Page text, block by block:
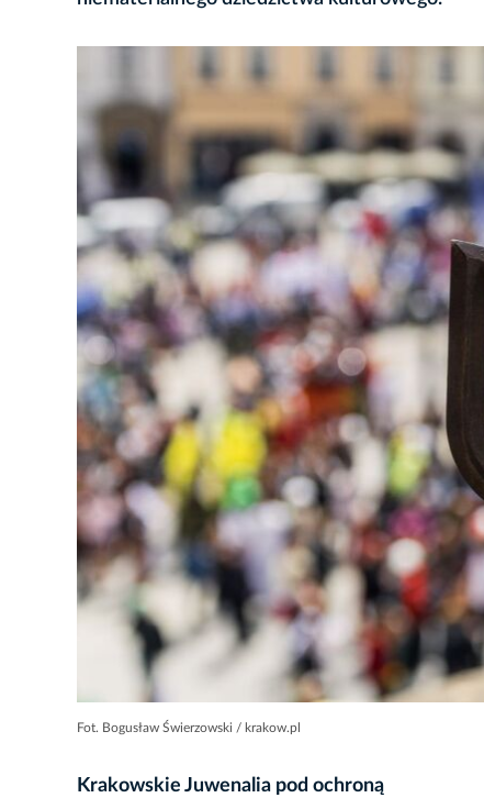
Fot. Bogusław Świerzowski / krakow.pl
Krakowskie Juwenalia pod ochroną